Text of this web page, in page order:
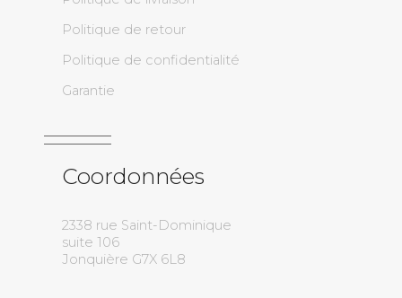
Politique de retour
Politique de confidentialité
Garantie
Coordonnées
2338 rue Saint-Dominique
suite 106
Jonquière G7X 6L8